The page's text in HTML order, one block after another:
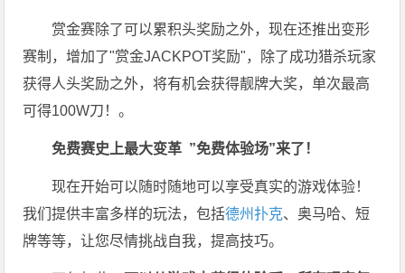
赏金赛除了可以累积头奖励之外，现在还推出变形
赛制，增加了"赏金JACKPOT奖励"，除了成功猎杀玩家
获得人头奖励之外，将有机会获得靓牌大奖，单次最高
可得100W刀！。
免费赛史上最大变革 ”免费体验场”来了！
现在开始可以随时随地可以享受真实的游戏体验！
我们提供丰富多样的玩法，包括德州扑克、奥马哈、短
牌等等，让您尽情挑战自我，提高技巧。